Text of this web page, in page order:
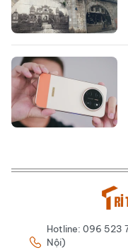
Hotline: 096 523
Nội)